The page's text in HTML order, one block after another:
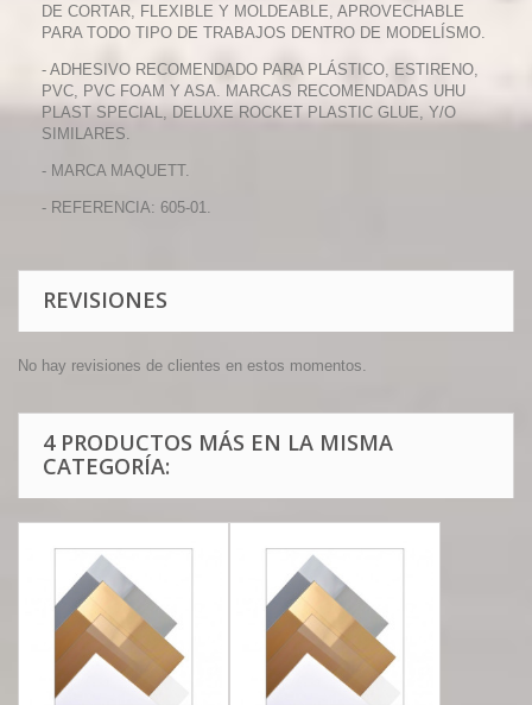
DE CORTAR, FLEXIBLE Y MOLDEABLE, APROVECHABLE
PARA TODO TIPO DE TRABAJOS DENTRO DE MODELÍSMO.
- ADHESIVO RECOMENDADO PARA PLÁSTICO, ESTIRENO,
PVC, PVC FOAM Y ASA. MARCAS RECOMENDADAS UHU
PLAST SPECIAL, DELUXE ROCKET PLASTIC GLUE, Y/O
SIMILARES.
- MARCA MAQUETT.
- REFERENCIA: 605-01.
REVISIONES
No hay revisiones de clientes en estos momentos.
4 PRODUCTOS MÁS EN LA MISMA
CATEGORÍA: